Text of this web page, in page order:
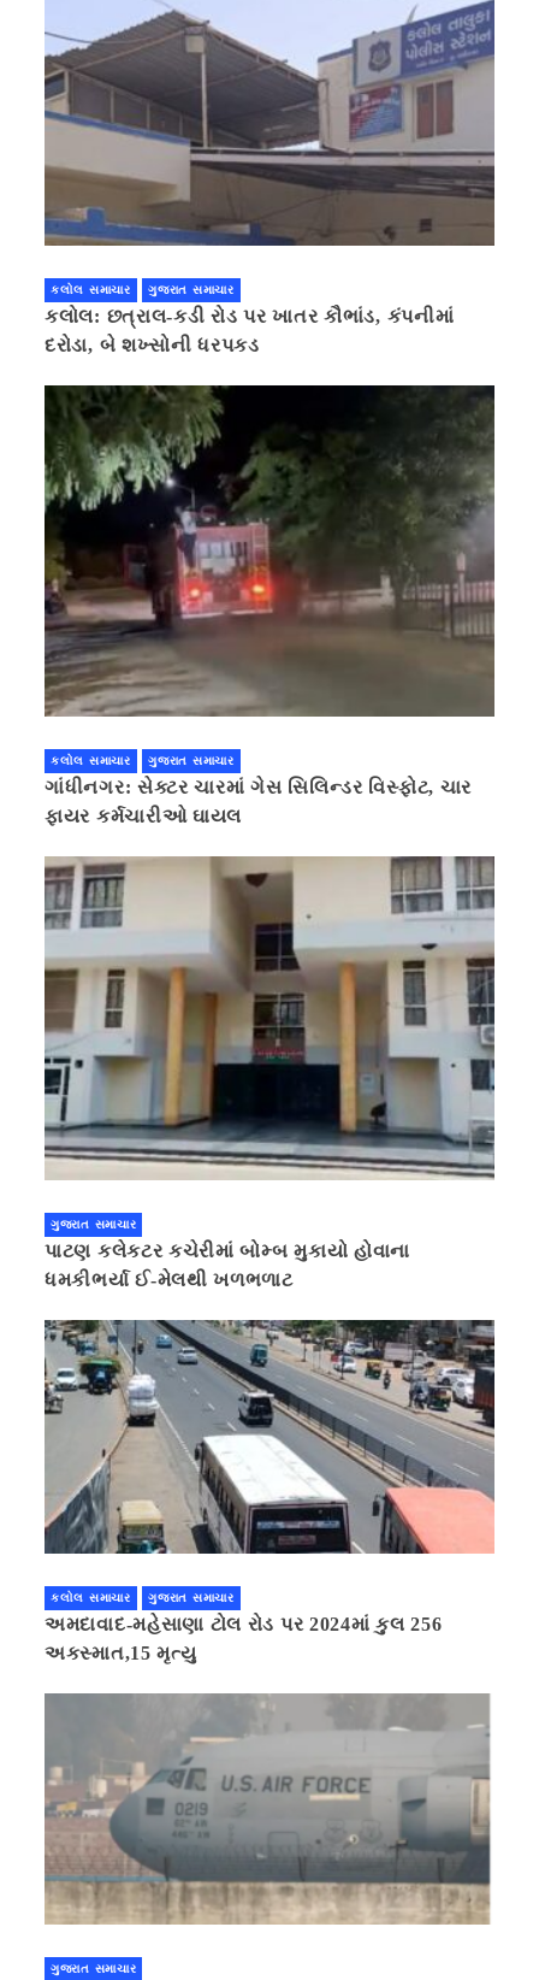
કલોલ સમાચાર ગુજરાત સમાચાર
કલોલ: છત્રાલ-કડી રોડ પર ખાતર કૌભાંડ, કંપનીમાં
દરોડા, બે શખ્સોની ધરપકડ
કલોલ સમાચાર ગુજરાત સમાચાર
ગાંધીનગર: સેક્ટર ચારમાં ગેસ સિલિન્ડર વિસ્ફોટ, ચાર
ફાયર કર્મચારીઓ ઘાયલ
ગુજરાત સમાચાર
પાટણ કલેકટર કચેરીમાં બોમ્બ મુકાયો હોવાના
ધમકીભર્યા ઈ-મેલથી ખળભળાટ
કલોલ સમાચાર ગુજરાત સમાચાર
અમદાવાદ-મહેસાણા ટોલ રોડ પર 2024માં કુલ 256
અકસ્માત,15 મૃત્યુ
ગુજરાત સમાચાર